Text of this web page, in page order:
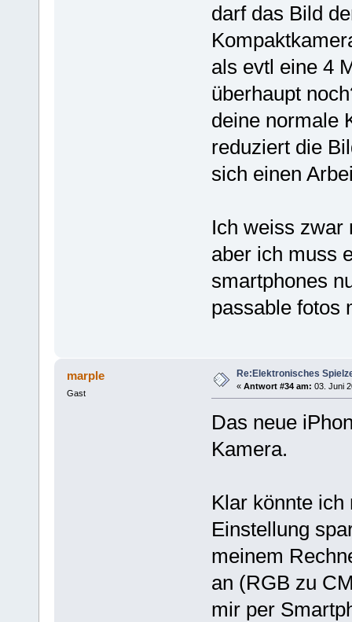
darf das Bild
als evtl eine 4
überhaupt
deine normale
reduziert die
sich einen
Ich weiss zwar
aber ich muss
smartphones
passable fotos
marple
Gast
Re:Elektronisches
« Antwort #34 am: 03. Juni
Das neue
Kamera.
Klar könnte
Einstellung
meinem
an (RGB zu
mir per